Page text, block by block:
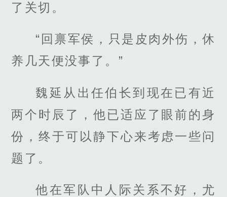
了关切。
“回禀军侯，只是皮肉外伤，休
养几天便没事了。”
魏延从出任伯长到现在已有近
两个时辰了，他已适应了眼前的身
份，终于可以静下心来考虑一些问
题了。
他在军队中人际关系不好，尤